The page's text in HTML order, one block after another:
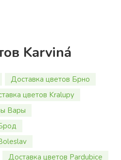
Karviná
Доставка цветов Брно
цветов Kralupy
Вары
Доставка цветов Pardubice